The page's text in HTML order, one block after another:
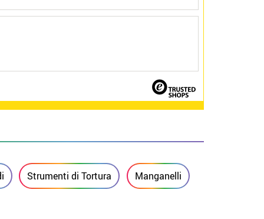
Strumenti di Tortura Manganelli